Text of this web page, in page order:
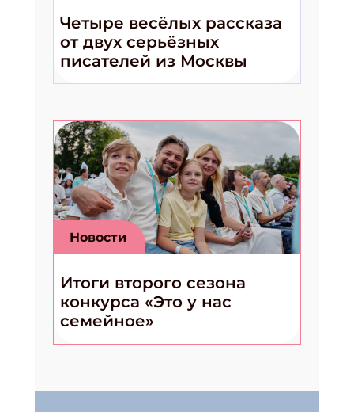
Четыре весёлых рассказа
от двух серьёзных
писателей из Москвы
Новости
Итоги второго сезона
конкурса «Это у нас
семейное»